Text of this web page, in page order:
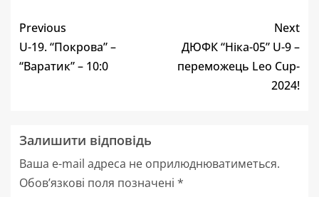
Previous
U-19. “Покрова” –
“Варатик” – 10:0
Next
ДЮФК “Ніка-05” U-9 –
переможець Leo Cup-
2024!
Залишити відповідь
Ваша e-mail адреса не оприлюднюватиметься.
Обов’язкові поля позначені *